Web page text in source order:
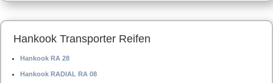
Hankook Transporter Reifen
Hankook RA 28
Hankook RADIAL RA 08